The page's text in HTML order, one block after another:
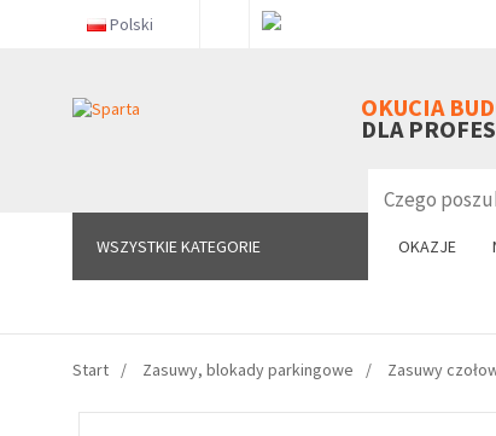
Polski
OKUCIA
DLA
WSZYSTKIE KATEGORIE OKAZJE
WSZYSTKIE KATEGORIE
Start Zasuwy, blokady parkingowe Zasuwy